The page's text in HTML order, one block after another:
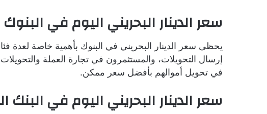
سعر الدينار البحريني اليوم في البنوك
يحظى سعر الدينار البحريني في البنوك بأهمية خاصة لعدة
إرسال التحويلات، والمستثمرون في تجارة العملة
في تحويل أموالهم بأفضل سعر ممكن.
سعر الدينار البحريني اليوم في البنك